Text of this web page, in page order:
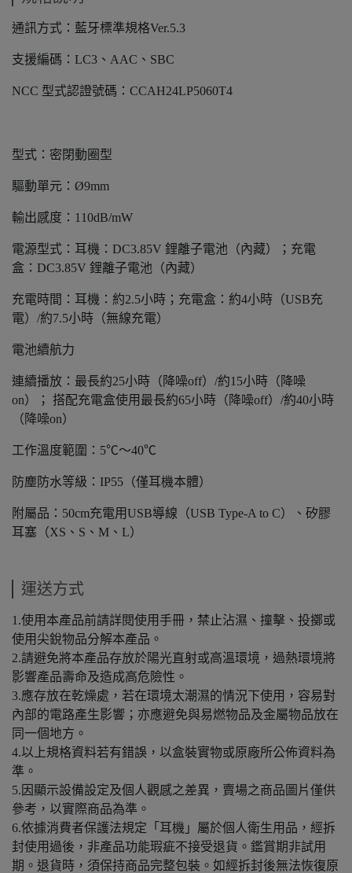
通訊方式：藍牙標準規格Ver.5.3
支援編碼：LC3、AAC、SBC
NCC 型式認證號碼：CCAH24LP5060T4
型式：密閉動圈型
驅動單元：Ø9mm
輸出感度：110dB/mW
電源型式：耳機：DC3.85V 鋰離子電池（內藏）；充電
盒：DC3.85V 鋰離子電池（內藏）
充電時間：耳機：約2.5小時；充電盒：約4小時（USB充
電）/約7.5小時（無線充電）
電池續航力
連續播放：最長約25小時（降噪off）/約15小時（降噪
on）； 搭配充電盒使用最長約65小時（降噪off）/約40小時
（降噪on）
工作溫度範圍：5℃～40℃
防塵防水等級：IP55（僅耳機本體）
附屬品：50cm充電用USB導線（USB Type-A to C）、矽膠
耳塞（XS、S、M、L）
運送方式
1.使用本產品前請詳閱使用手冊，禁止沾濕、撞擊、投擲或
使用尖銳物品分解本產品。
2.請避免將本產品存放於陽光直射或高溫環境，過熱環境將
影響產品壽命及造成高危險性。
3.應存放在乾燥處，若在環境太潮濕的情況下使用，容易對
內部的電路產生影響；亦應避免與易燃物品及金屬物品放在
同一個地方。
4.以上規格資料若有錯誤，以盒裝實物或原廠所公佈資料為
準。
5.因顯示設備設定及個人觀感之差異，賣場之商品圖片僅供
參考，以實際商品為準。
6.依據消費者保護法規定「耳機」屬於個人衛生用品，經拆
封使用過後，非產品功能瑕疵不接受退貨。鑑賞期非試用
期。退貨時，須保持商品完整包裝。如經拆封後無法恢復原